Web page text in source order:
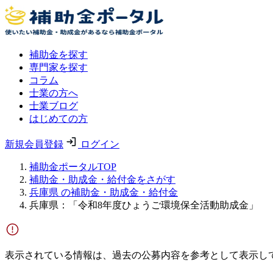
補助金を探す
専門家を探す
コラム
士業の方へ
士業ブログ
はじめての方
新規会員登録 ログイン
補助金ポータルTOP
補助金・助成金・給付金をさがす
兵庫県 の補助金・助成金・給付金
兵庫県：「令和8年度ひょうご環境保全活動助成金」
表示されている情報は、過去の公募内容を参考として表示し